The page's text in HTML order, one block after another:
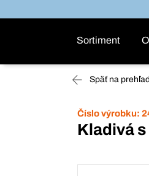
Sortiment
Späť na prehľad
Číslo výrobku:
Kladivá